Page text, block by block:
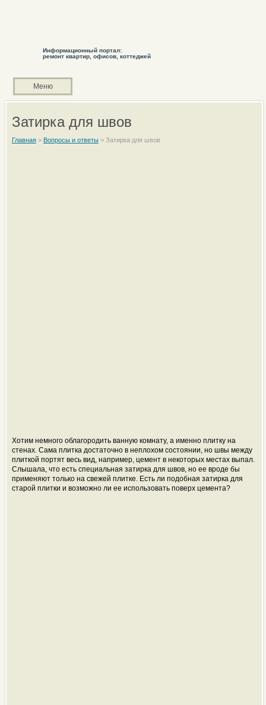
Информационный портал:
ремонт квартир, офисов, коттеджей
Меню
Затирка для швов
Главная> Вопросы и ответы> Затирка для швов
Хотим немного облагородить ванную комнату, а именно плитку на
стенах. Сама плитка достаточно в неплохом состоянии, но швы между
плиткой портят весь вид, например, цемент в некоторых местах выпал.
Слышала, что есть специальная затирка для швов, но ее вроде бы
применяют только на свежей плитке. Есть ли подобная затирка для
старой плитки и возможно ли ее использовать поверх цемента?